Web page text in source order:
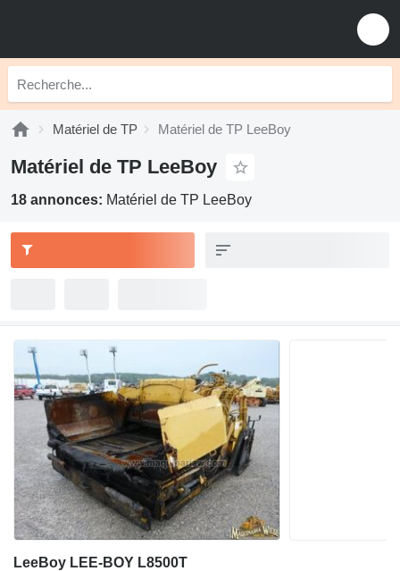
Matériel de TP Matériel de TP LeeBoy
Matériel de TP LeeBoy
18 annonces: Matériel de TP LeeBoy
LeeBoy LEE-BOY L8500T